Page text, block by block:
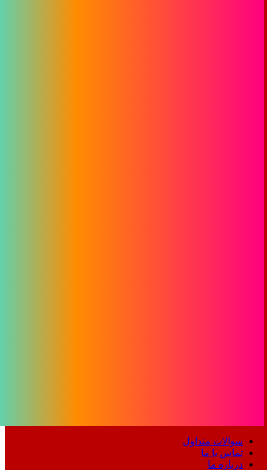
سوالات متداول
تماس با ما
درباره ما